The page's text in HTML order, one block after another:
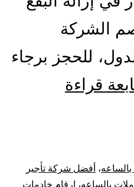
الشركة
للحجز برجاء
قراءة
بالباحة
، أفضل شركة تأجير
بالساعه، ارقام خادمات